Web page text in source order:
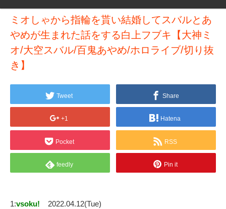
ミオしゃから指輪を貰い結婚してスバルとあ
やめが生まれた話をする白上フブキ【大神ミ
オ/大空スバル/百鬼あやめ/ホロライブ/切り抜
き】
Tweet Share
+1 Hatena
Pocket RSS
feedly Pin it
1:vsoku!
2022.04.12(Tue)